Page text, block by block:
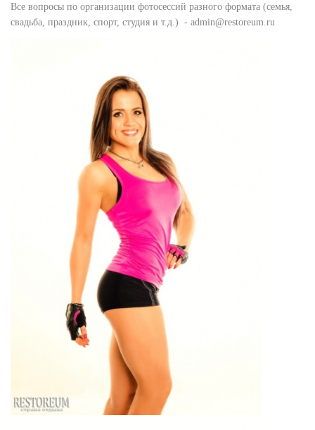
Все вопросы по организации фотосессий разного формата (семья,
свадьба, праздник, спорт, студия и т.д.) - admin@restoreum.ru